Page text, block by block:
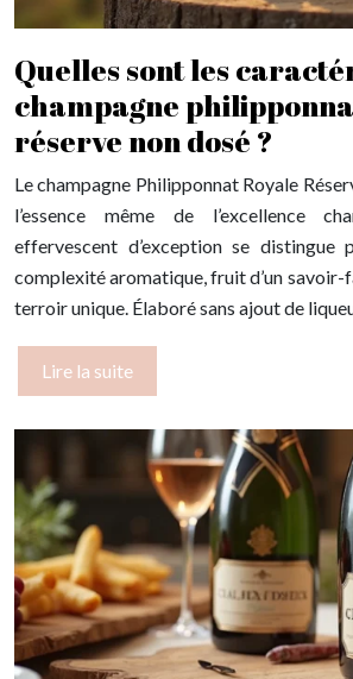
Quelles sont les
champagne
réserve non dosé ?
Le champagne Philipponnat Royale
l’essence même de l’excellence
effervescent d’exception se
complexité aromatique, fruit d’un savoir-
terroir unique. Élaboré sans ajout de
Lire la suite